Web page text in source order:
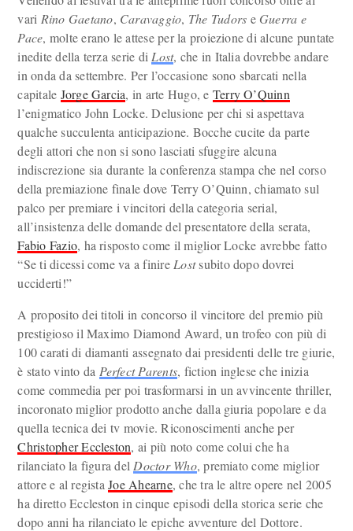
vari Rino Gaetano, Caravaggio, The Tudors e Guerra e
Pace, molte erano le attese per la proiezione di alcune puntate
inedite della terza serie di Lost, che in Italia dovrebbe andare
in onda da settembre. Per l’occasione sono sbarcati nella
capitale Jorge Garcia, in arte Hugo, e Terry O’Quinn
l’enigmatico John Locke. Delusione per chi si aspettava
qualche succulenta anticipazione. Bocche cucite da parte
degli attori che non si sono lasciati sfuggire alcuna
indiscrezione sia durante la conferenza stampa che nel corso
della premiazione finale dove Terry O’Quinn, chiamato sul
palco per premiare i vincitori della categoria serial,
all’insistenza delle domande del presentatore della serata,
Fabio Fazio, ha risposto come il miglior Locke avrebbe fatto
“Se ti dicessi come va a finire Lostsubito dopo dovrei
ucciderti!”
A proposito dei titoli in concorso il vincitore del premio più
prestigioso il Maximo Diamond Award, un trofeo con più di
100 carati di diamanti assegnato dai presidenti delle tre giurie,
è stato vinto da Perfect Parents, fiction inglese che inizia
come commedia per poi trasformarsi in un avvincente thriller,
incoronato miglior prodotto anche dalla giuria popolare e da
quella tecnica dei tv movie. Riconoscimenti anche per
Christopher Eccleston, ai più noto come colui che ha
rilanciato la figura del Doctor Who, premiato come miglior
attore e al registaJoe Ahearne, che tra le altre opere nel 2005
ha diretto Eccleston in cinque episodi della storica serie che
dopo anni ha rilanciato le epiche avventure del Dottore.